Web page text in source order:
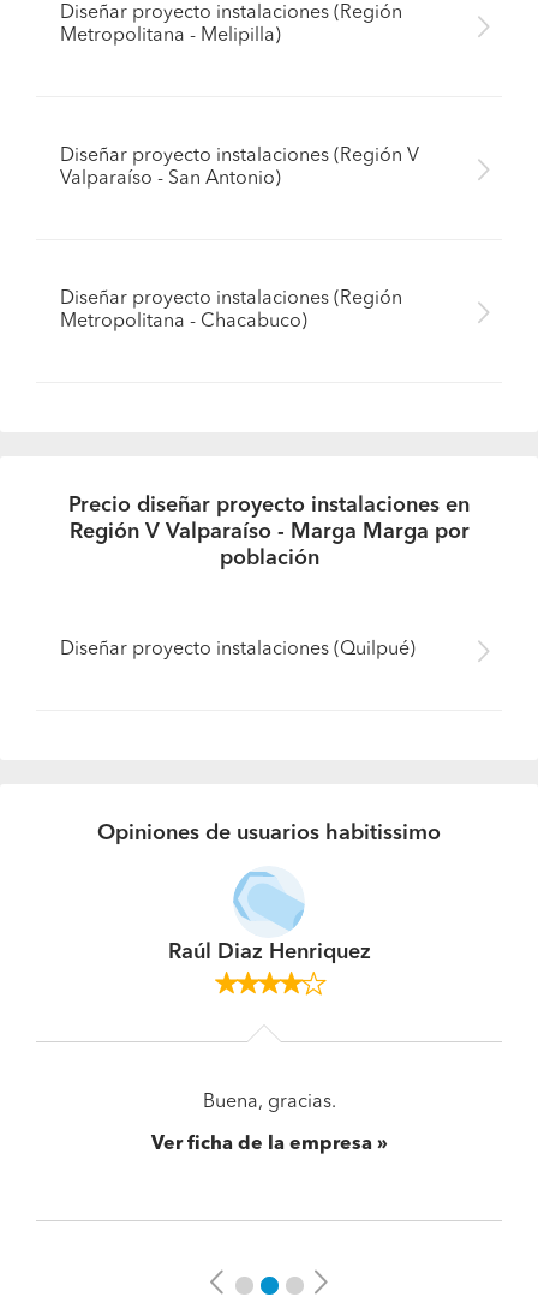
Diseñar proyecto instalaciones (Región
Metropolitana - Melipilla)
Diseñar proyecto instalaciones (Región V
Valparaíso - San Antonio)
Diseñar proyecto instalaciones (Región
Metropolitana - Chacabuco)
Precio diseñar proyecto instalaciones en
Región V Valparaíso - Marga Marga por
población
Diseñar proyecto instalaciones (Quilpué)
Opiniones de usuarios habitissimo
Raúl Diaz Henriquez
Buena, gracias.
Ver ficha de la empresa
Previous Next